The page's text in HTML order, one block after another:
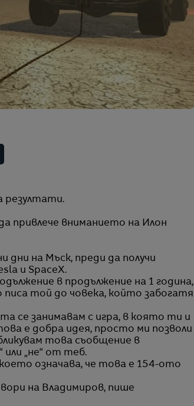
резултати.
привлече вниманието на Илон
дни на Мъск, преди да получи
и SpaceX.
в продължение на 1 година,
той до човека, който забогатя
се занимавам с игра, в която ти и
е добра идея, просто ми позволи
това съобщение в
или „не“ от теб.
означава, че това е 154-ото
на Владимиров, пише